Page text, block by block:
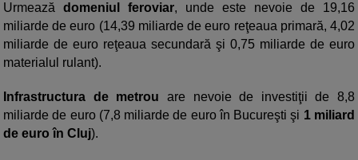
Urmează domeniul feroviar, unde este nevoie de 19,16
miliarde de euro (14,39 miliarde de euro reţeaua primară, 4,02
miliarde de euro reţeaua secundară şi 0,75 miliarde de euro
materialul rulant).
Infrastructura de metrou are nevoie de investiţii de 8,8
miliarde de euro (7,8 miliarde de euro în Bucureşti şi 1 miliard
de euro în Cluj).